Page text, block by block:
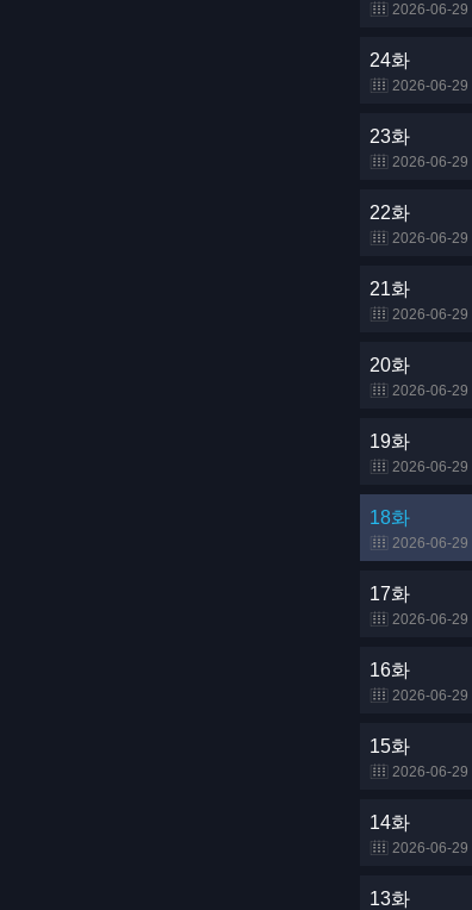
2026-06-29
24화
2026-06-29
23화
2026-06-29
22화
2026-06-29
21화
2026-06-29
20화
2026-06-29
19화
2026-06-29
18화
2026-06-29
17화
2026-06-29
16화
2026-06-29
15화
2026-06-29
14화
2026-06-29
13화